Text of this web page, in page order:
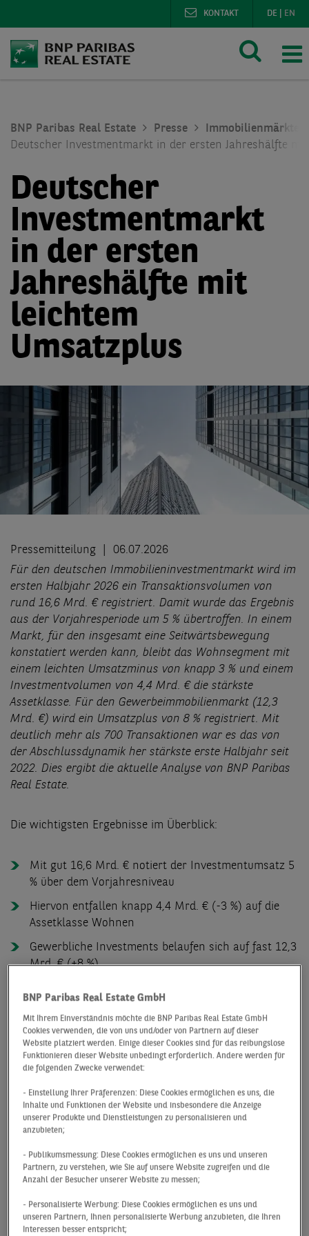
DE EN
KONTAKT
BNP Paribas Real Estate Presse
Immobilienmärkte
Deutscher Investmentmarkt in der ersten Jahreshälfte
Deutscher
Investmentmarkt
in der ersten
Jahreshälfte mit
leichtem
Umsatzplus
Pressemitteilung
06.07.2026
Für den deutschen Immobilieninvestmentmarkt wird im
ersten Halbjahr 2026 ein Transaktionsvolumen von
rund 16,6 Mrd. € registriert. Damit wurde das Ergebnis
aus der Vorjahresperiode um 5 % übertroffen. In einem
Markt, für den insgesamt eine Seitwärtsbewegung
konstatiert werden kann, bleibt das Wohnsegment mit
einem leichten Umsatzminus von knapp 3 % und einem
Investmentvolumen von 4,4 Mrd. € die stärkste
Assetklasse. Für den Gewerbeimmobilienmarkt (12,3
Mrd. €) wird ein Umsatzplus von 8 % registriert. Mit
deutlich mehr als 700 Transaktionen war es das von
der Abschlussdynamik her stärkste erste Halbjahr seit
2022. Dies ergibt die aktuelle Analyse von BNP Paribas
Real Estate.
Die wichtigsten Ergebnisse im Überblick:
Mit gut 16,6 Mrd. € notiert der Investmentumsatz 5
% über dem Vorjahresniveau
Hiervon entfallen knapp 4,4 Mrd. € (-3 %) auf die
Assetklasse Wohnen
Gewerbliche Investments belaufen sich auf fast 12,3
Mrd. € (+8 %)
entfallen auf Einzeldeals, Portfolioverkäufe kommen
auf 3,0 Mrd. €
Im gewerblichen Marktsegment liegen
Büroinvestments mit knapp 3,2 Mrd. € an der Spitze,
Einzelhandelsinvestments (2,3 Mrd. €)
München ist die unangefochtene Nr. 1 der
deutschen A-Standorte mit rund 1,2 Mrd. €
Über sämtliche Assetklassen hinweg sind die Netto-
Spitzenrenditen im zweiten Quartal gestiegen,
Highstreet und Discounter/Supermärkte, deren
Spitzenrenditen auf Vorquartalsniveau notieren
BNP Paribas Real Estate GmbH
Mit Ihrem Einverständnis möchte die BNP Paribas Real Estate GmbH
Cookies verwenden, die von uns und/oder von Partnern auf dieser
Website platziert werden. Einige dieser Cookies sind für das reibungslose
Funktionieren dieser Website unbedingt erforderlich. Andere werden für
die folgenden Zwecke verwendet:
- Einstellung Ihrer Präferenzen: Diese Cookies ermöglichen es uns, die
Inhalte und Funktionen der Website und insbesondere die Anzeige
unserer Produkte und Dienstleistungen zu personalisieren und
anzubieten;
- Publikumsmessung: Diese Cookies ermöglichen es uns und unseren
Partnern, zu verstehen, wie Sie auf unsere Website zugreifen und die
Anzahl der Besucher unserer Website zu messen;
- Personalisierte Werbung: Diese Cookies ermöglichen es uns und
unseren Partnern, Ihnen personalisierte Werbung anzubieten, die Ihren
Interessen besser entspricht;